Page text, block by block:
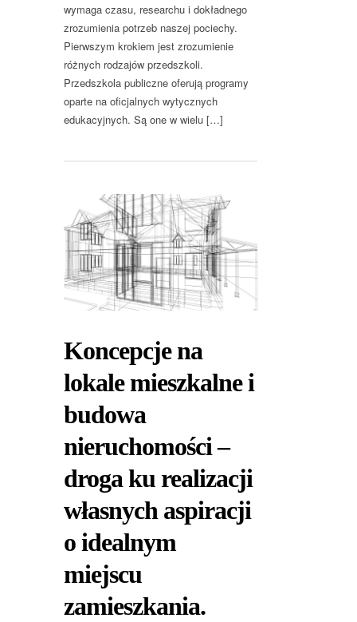
wymaga czasu, researchu i dokładnego
zrozumienia potrzeb naszej pociechy.
Pierwszym krokiem jest zrozumienie
różnych rodzajów przedszkoli.
Przedszkola publiczne oferują programy
oparte na oficjalnych wytycznych
edukacyjnych. Są one w wielu […]
Koncepcje na
lokale mieszkalne i
budowa
nieruchomości –
droga ku realizacji
własnych aspiracji
o idealnym
miejscu
zamieszkania.